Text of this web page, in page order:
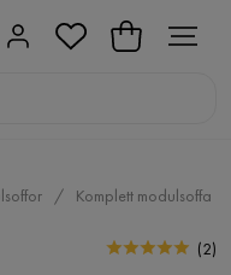
Komplett modulsoffa
(2)